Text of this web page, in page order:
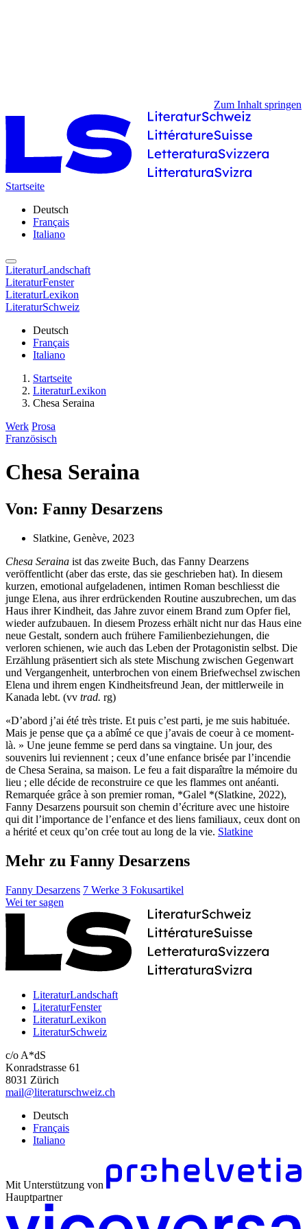
Zum Inhalt springen
Startseite
Deutsch
Français
Italiano
LiteraturLandschaft
LiteraturFenster
LiteraturLexikon
LiteraturSchweiz
Deutsch
Français
Italiano
Startseite
LiteraturLexikon
Chesa Seraina
Werk Prosa
Französisch
Chesa Seraina
Von: Fanny Desarzens
Slatkine, Genève, 2023
Chesa Seraina ist das zweite Buch, das Fanny Dearzens
veröffentlicht (aber das erste, das sie geschrieben hat). In diesem
kurzen, emotional aufgeladenen, intimen Roman beschliesst die
junge Elena, aus ihrer erdrückenden Routine auszubrechen, um das
Haus ihrer Kindheit, das Jahre zuvor einem Brand zum Opfer fiel,
wieder aufzubauen. In diesem Prozess erhält nicht nur das Haus eine
neue Gestalt, sondern auch frühere Familienbeziehungen, die
verloren schienen, wie auch das Leben der Protagonistin selbst. Die
Erzählung präsentiert sich als stete Mischung zwischen Gegenwart
und Vergangenheit, unterbrochen von einem Briefwechsel zwischen
Elena und ihrem engen Kindheitsfreund Jean, der mittlerweile in
Kanada lebt. (vv trad. rg)
«D’abord j’ai été très triste. Et puis c’est parti, je me suis habituée.
Mais je pense que ça a abîmé ce que j’avais de coeur à ce moment-
là. » Une jeune femme se perd dans sa vingtaine. Un jour, des
souvenirs lui reviennent ; ceux d’une enfance brisée par l’incendie
de Chesa Seraina, sa maison. Le feu a fait disparaître la mémoire du
lieu ; elle décide de reconstruire ce que les flammes ont anéanti.
Remarquée grâce à son premier roman, *Galel *(Slatkine, 2022),
Fanny Desarzens poursuit son chemin d’écriture avec une histoire
qui dit l’importance de l’enfance et des liens familiaux, ceux dont on
a hérité et ceux qu’on crée tout au long de la vie. Slatkine
Mehr zu Fanny Desarzens
Fanny Desarzens 7 Werke 3 Fokusartikel
Wei ter sagen
LiteraturLandschaft
LiteraturFenster
LiteraturLexikon
LiteraturSchweiz
c/o A*dS
Konradstrasse 61
8031 Zürich
mail@literaturschweiz.ch
Deutsch
Français
Italiano
Mit Unterstützung von
Hauptpartner